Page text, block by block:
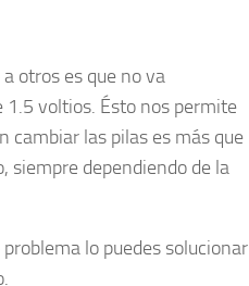
otros es que no va
voltios. Ésto nos permite
cambiar las pilas es más que
siempre dependiendo de la
lo puedes solucionar